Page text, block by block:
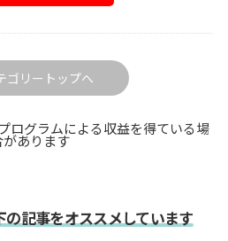
ゴリートップへ
ログラムによる収益を得ている場
があります
記事をオススメしています